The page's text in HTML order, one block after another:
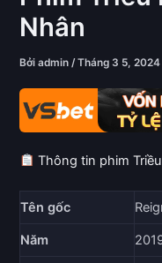
Nhân
Bởiadmin/Tháng 3 5, 2024
Thông tin phim
Tên gốc
Năm